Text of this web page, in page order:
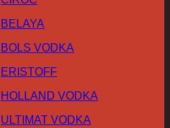
BELAYA
BOLS VODKA
ERISTOFF
HOLLAND VODKA
ULTIMAT VODKA